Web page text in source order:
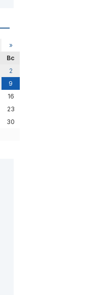
»
Вс
2
9
16
23
30